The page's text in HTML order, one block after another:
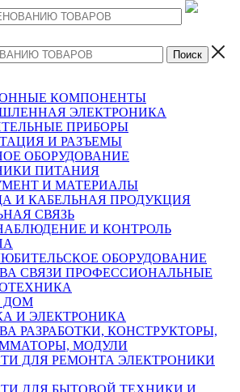
КОМПОНЕНТЫ
ЭЛЕКТРОНИКА
ПРИБОРЫ
И РАЗЪЕМЫ
ОБОРУДОВАНИЕ
ПИТАНИЯ
И МАТЕРИАЛЫ
И КАБЕЛЬНАЯ ПРОДУКЦИЯ
СВЯЗЬ
И КОНТРОЛЬ
ОБОРУДОВАНИЕ
СВЯЗИ ПРОФЕССИОНАЛЬНЫЕ
ДОМ
И ЭЛЕКТРОНИКА
РАЗРАБОТКИ, КОНСТРУКТОРЫ,
МОДУЛИ
ДЛЯ РЕМОНТА ЭЛЕКТРОНИКИ
ДЛЯ БЫТОВОЙ ТЕХНИКИ И